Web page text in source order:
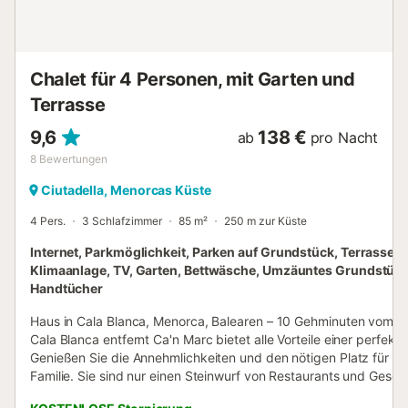
Chalet für 4 Personen, mit Garten und
Terrasse
9,6
8 Bewertungen
ab 138 € pro Nacht
Ciutadella, Menorcas Küste
4 Pers. 3 Schlafzimmer 85 m² 250 m zur Küste
Internet, Parkmöglichkeit, Parken auf Grundstück, Terrasse,
Klimaanlage, TV, Garten, Bettwäsche, Umzäuntes
Handtücher
Haus in Cala Blanca, Menorca, Balearen – 10 Gehminuten vom
Cala Blanca entfernt Ca'n Marc bietet alle Vorteile einer
Genießen Sie die Annehmlichkeiten und den nötigen Platz für
Familie. Sie sind nur einen Steinwurf von Restaurants und